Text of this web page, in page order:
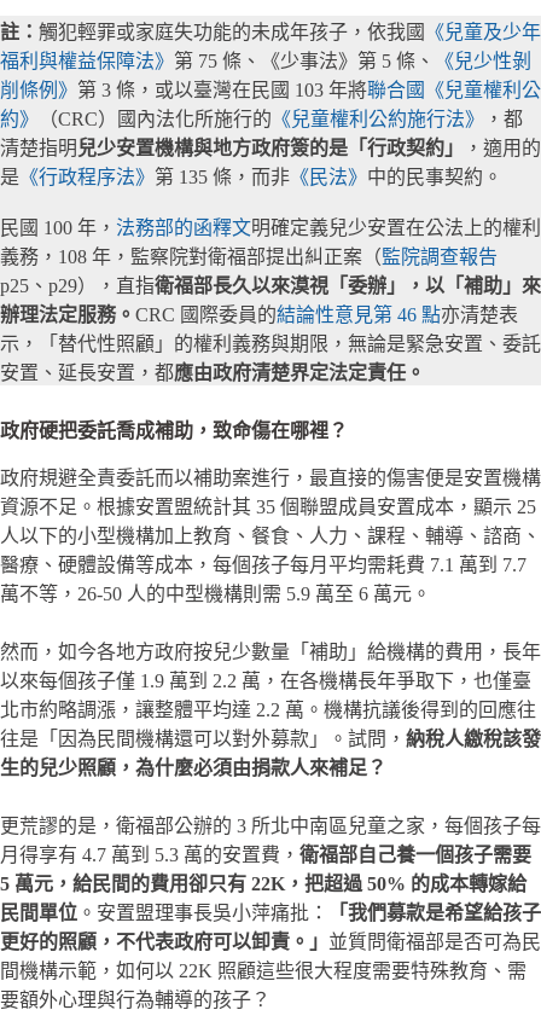
註： 觸犯輕罪或家庭失功能的未成年孩子，依我國
《兒童及少年
福利與權益保障法》 第 75 條、《少事法》第 5 條、
《兒少性剝
削條例》 第 3 條，或以臺灣在民國 103 年將聯合國《兒童權利公
約》
（CRC）國內法化所施行的 《兒童權利公約施行法》
，都
清楚指明 兒少安置機構與地方政府簽的是「行政契約」
，適用的
是 《行政程序法》 第 135 條，而非 《民法》 中的民事契約。
民國 100 年， 法務部的函釋文明確定義兒少安置在公法上的權利
義務，108 年，監察院對衛福部提出糾正案（監院調查報告
p25、p29），直指衛福部長久以來漠視「委辦」，以「補助」來
辦理法定服務。 CRC 國際委員的結論性意見第 46 點亦清楚表
示，「替代性照顧」的權利義務與期限，無論是緊急安置、委託
安置、延長安置，都應由政府清楚界定法定責任。
政府硬把委託喬成補助，致命傷在哪裡？
政府規避全責委託而以補助案進行，最直接的傷害便是安置機構
資源不足。根據安置盟統計其 35 個聯盟成員安置成本，顯示 25
人以下的小型機構加上教育、餐食、人力、課程、輔導、諮商、
醫療、硬體設備等成本，每個孩子每月平均需耗費 7.1 萬到 7.7
萬不等，26-50 人的中型機構則需 5.9 萬至 6 萬元。
然而，如今各地方政府按兒少數量「補助」給機構的費用，長年
以來每個孩子僅 1.9 萬到 2.2 萬，在各機構長年爭取下，也僅臺
北市約略調漲，讓整體平均達 2.2 萬。機構抗議後得到的回應往
往是「因為民間機構還可以對外募款」。試問， 納稅人繳稅該發
生的兒少照顧，為什麼必須由捐款人來補足？
更荒謬的是，衛福部公辦的 3 所北中南區兒童之家，每個孩子每
月得享有 4.7 萬到 5.3 萬的安置費， 衛福部自己養一個孩子需要
5 萬元，給民間的費用卻只有 22K，把超過 50% 的成本轉嫁給
民間單位 。安置盟理事長吳小萍痛批：
「我們募款是希望給孩子
更好的照顧，不代表政府可以卸責。」 並質問衛福部是否可為民
間機構示範，如何以 22K 照顧這些很大程度需要特殊教育、需
要額外心理與行為輔導的孩子？